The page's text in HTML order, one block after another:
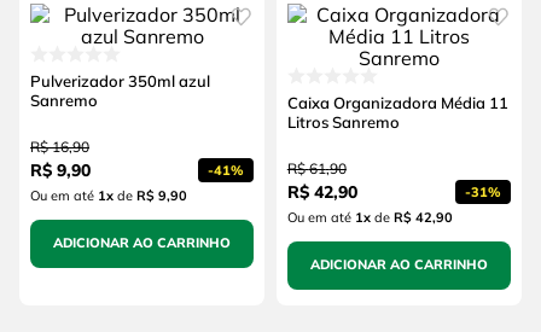
Pulverizador 350ml azul
Sanremo
R$ 16,90
R$ 9,90 -41%
Ou em até 1xde R$ 9,90
ADICIONAR AO CARRINHO
Caixa Organizadora Média 11
Litros Sanremo
R$ 61,90
R$ 42,90 -31%
Ou em até 1xde R$ 42,90
ADICIONAR AO CARRINHO